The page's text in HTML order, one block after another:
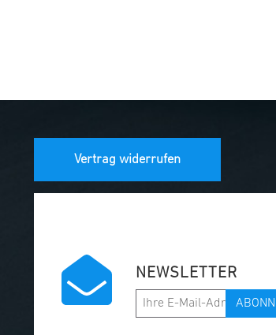
Vertrag widerrufen
NEWSLETTER